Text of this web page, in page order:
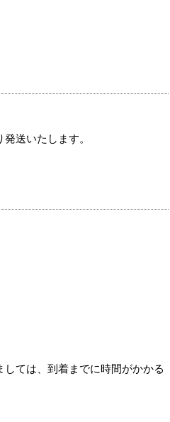
送いたします。
ては、到着までに時間がかかる